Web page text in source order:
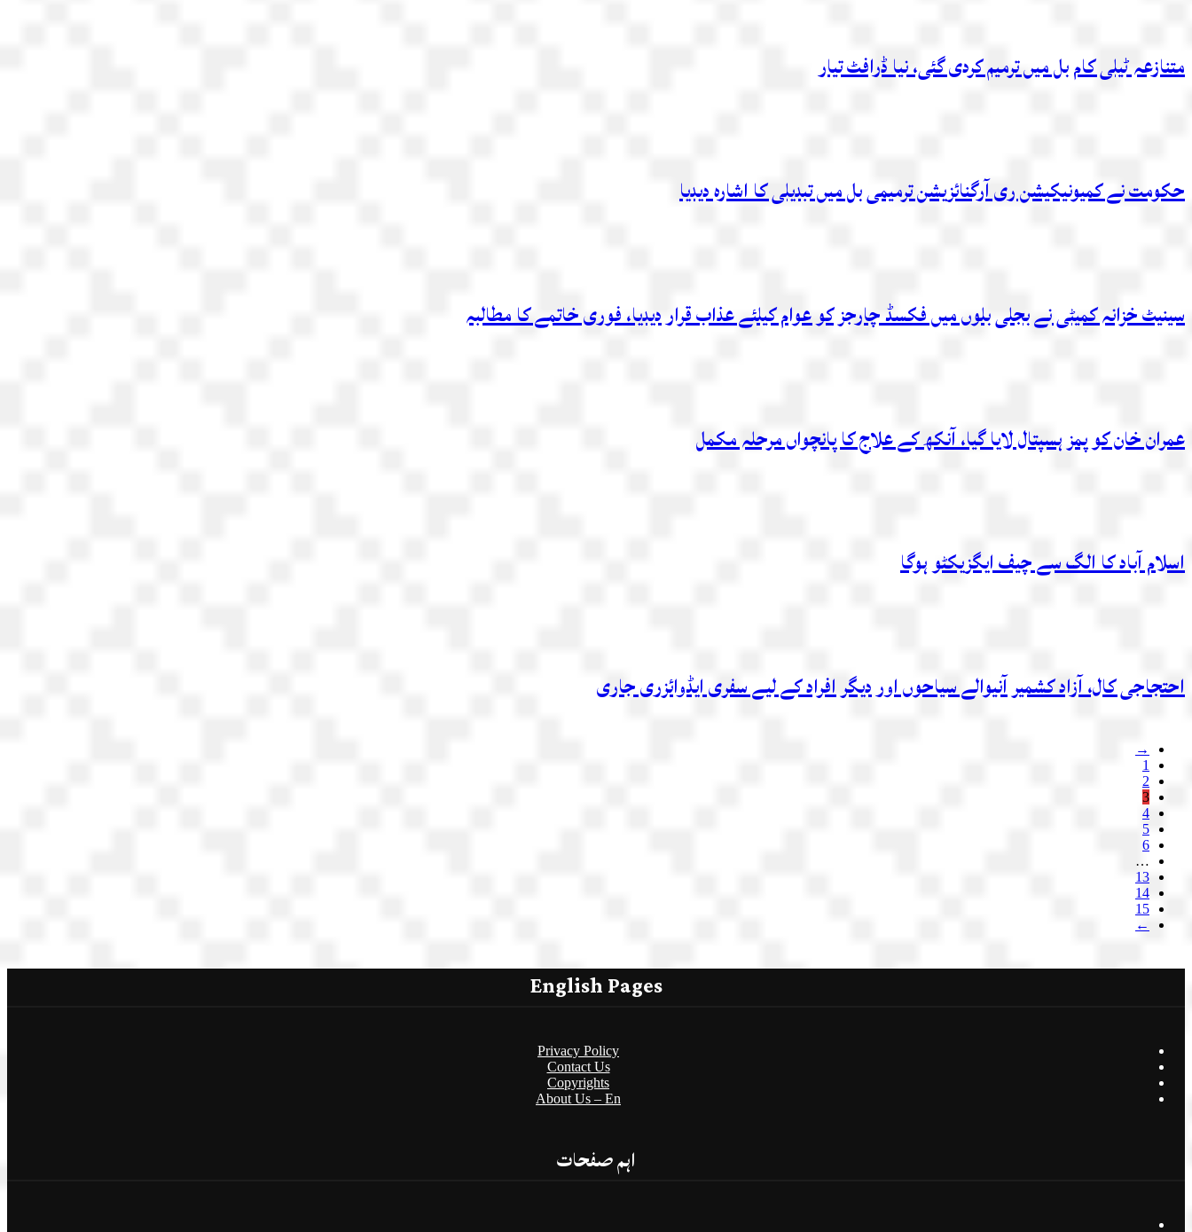
متنازعہ ٹیلی کام بل میں ترمیم کردی گئی، نیا ڈرافٹ تیار
حکومت نے کمیونیکیشن ری آرگنائزیشن ترمیمی بل میں تبدیلی کا اشارہ دیدیا
سینیٹ خزانہ کمیٹی نے بجلی بلوں میں فکسڈ چارجز کو عوام کیلئے عذاب قرار دیدیا، فوری خاتمے کا مطالبہ
عمران خان کو پمز ہسپتال لایا گیا، آنکھ کے علاج کا پانچواں مرحلہ مکمل
اسلام آباد کا الگ سے چیف ایگزیکٹو ہوگا
احتجاجی کال، آزاد کشمیر آنیوالے سیاحوں اور دیگر افراد کے لیے سفری ایڈوائزری جاری
→
1
2
3
4
5
6
…
13
14
15
←
English Pages
Privacy Policy
Contact Us
Copyrights
About Us – En
اہم صفحات